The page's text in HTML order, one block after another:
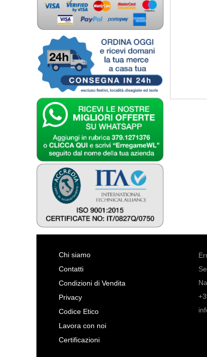
Chi siamo
Contatti
Condizioni di Vendita
Privacy
Codice Etico
Lavora con noi
Certificazioni